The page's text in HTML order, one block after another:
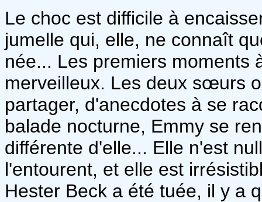
Le choc est difficile à
jumelle qui, elle, ne connaît
née... Les premiers moments
merveilleux. Les deux sœurs
partager, d'anecdotes à se
balade nocturne, Emmy se
différente d'elle... Elle n'est
l'entourent, et elle est
Hester Beck a été tuée, il y a